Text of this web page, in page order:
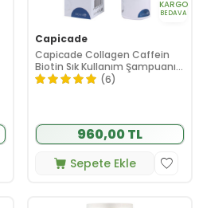
KARGO
BEDAVA
Capicade
Capicade Collagen Caffein
Biotin Sık Kullanım Şampuanı
220 ml
(6)
960,00 TL
Sepete Ekle